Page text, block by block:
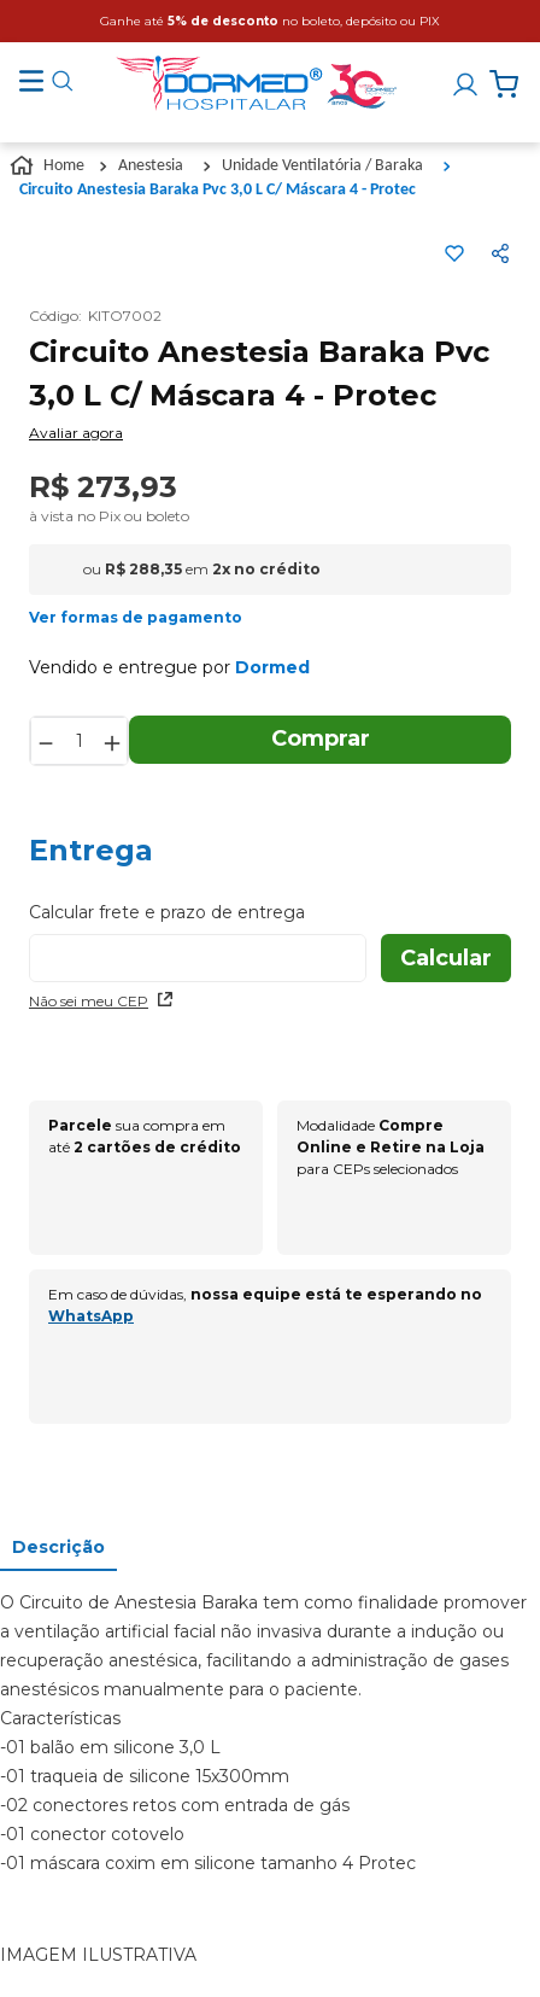
Ganhe até 5% de desconto no boleto, depósito ou PIX
Anestesia
Unidade Ventilatória / Baraka
Circuito Anestesia Baraka Pvc 3,0 L C/ Máscara 4 - Protec
Código: KITO7002
Circuito Anestesia Baraka Pvc
3,0 L C/ Máscara 4 - Protec
Avaliar agora
R$ 273,93
à vista no Pix ou boleto
ou R$ 288,35 em 2x no crédito
Ver formas de pagamento
Vendido e entregue por Dormed
＋
－ Comprar
Entrega
Não sei meu CEP
Parcele sua compra em
até 2 cartões de crédito
Modalidade Compre
Online e Retire na Loja
para CEPs selecionados
Em caso de dúvidas, nossa equipe está te esperando no
WhatsApp
Descrição
O Circuito de Anestesia Baraka tem como finalidade promover
a ventilação artificial facial não invasiva durante a indução ou
recuperação anestésica, facilitando a administração de gases
anestésicos manualmente para o paciente.
Características
-01 balão em silicone 3,0 L
-01 traqueia de silicone 15x300mm
-02 conectores retos com entrada de gás
-01 conector cotovelo
-01 máscara coxim em silicone tamanho 4 Protec
IMAGEM ILUSTRATIVA